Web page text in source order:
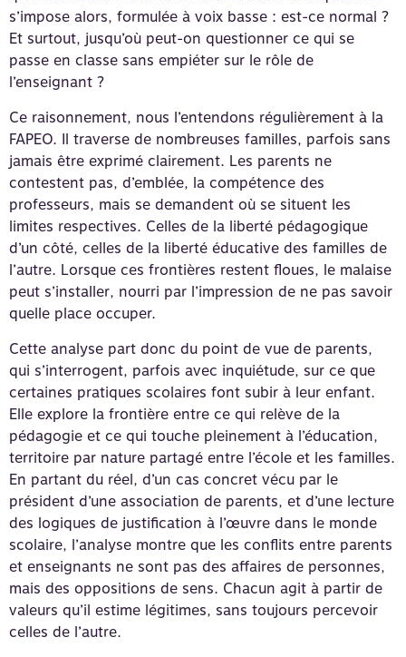
s’impose alors, formulée à voix basse : est-ce normal ?
Et surtout, jusqu’où peut-on questionner ce qui se
passe en classe sans empiéter sur le rôle de
l’enseignant ?
Ce raisonnement, nous l’entendons régulièrement à la
FAPEO. Il traverse de nombreuses familles, parfois sans
jamais être exprimé clairement. Les parents ne
contestent pas, d’emblée, la compétence des
professeurs, mais se demandent où se situent les
limites respectives. Celles de la liberté pédagogique
d’un côté, celles de la liberté éducative des familles de
l’autre. Lorsque ces frontières restent floues, le malaise
peut s’installer, nourri par l’impression de ne pas savoir
quelle place occuper.
Cette analyse part donc du point de vue de parents,
qui s’interrogent, parfois avec inquiétude, sur ce que
certaines pratiques scolaires font subir à leur enfant.
Elle explore la frontière entre ce qui relève de la
pédagogie et ce qui touche pleinement à l’éducation,
territoire par nature partagé entre l’école et les familles.
En partant du réel, d’un cas concret vécu par le
président d’une association de parents, et d’une lecture
des logiques de justification à l’œuvre dans le monde
scolaire, l’analyse montre que les conflits entre parents
et enseignants ne sont pas des affaires de personnes,
mais des oppositions de sens. Chacun agit à partir de
valeurs qu’il estime légitimes, sans toujours percevoir
celles de l’autre.